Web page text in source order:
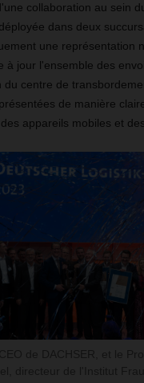
collaboration au sein
dans deux
une représentation
à jour l'ensemble des
du centre de
de manière
appareils mobiles et